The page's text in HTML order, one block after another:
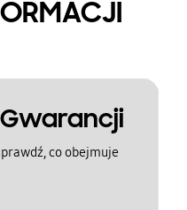
co obejmuje